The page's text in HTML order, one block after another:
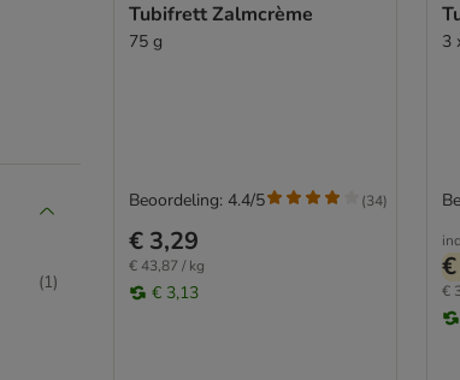
(1)
Tubifrett Zalmcrème
75 g
€ 3,29
€ 43,87 / kg
€ 3,13
Beoordeling: 4.4/5 (34)
3
€